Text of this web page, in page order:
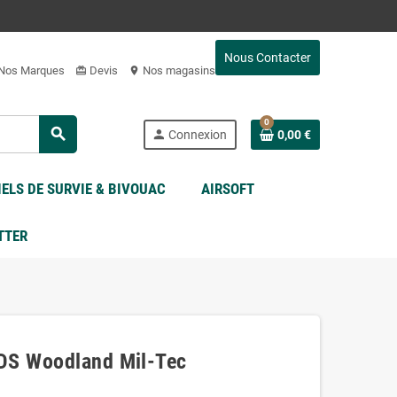
Marques card_giftcard Devis location_on Nos magasins
Nous Contacter
search person Connexion
0
0,00 €
DE SURVIE & BIVOUAC AIRSOFT
Woodland Mil-Tec